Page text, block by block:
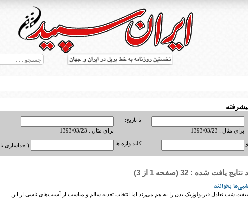
به خط بریل در جهان
برای مثال : 1393/03/23
تا تاریخ:
برای مثال : 1393/03/23
کلید واژه ها: ( جداسازی
یافت شده : 32 (صفحه 1 از 3)
بخوانند
شب تعادل فیزیولوژیک بدن را به هم می‌زند اما انتخاب تغذیه سالم و مناسب از آسیب‌های ناشی از این